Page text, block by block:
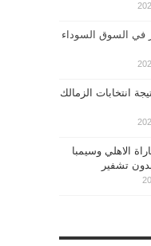
في السوق السوداء
انتخابات الزمالك
الاهلي وسيمبا
تشفير